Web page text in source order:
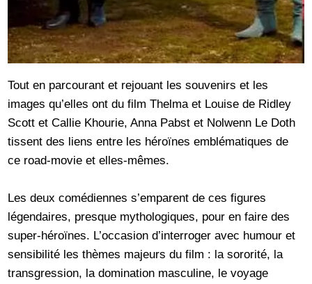
Tout en parcourant et rejouant les souvenirs et les
images qu’elles ont du film Thelma et Louise de Ridley
Scott et Callie Khourie, Anna Pabst et Nolwenn Le Doth
tissent des liens entre les héroïnes emblématiques de
ce road-movie et elles-mêmes.
Les deux comédiennes s’emparent de ces figures
légendaires, presque mythologiques, pour en faire des
super-héroïnes. L’occasion d’interroger avec humour et
sensibilité les thèmes majeurs du film : la sororité, la
transgression, la domination masculine, le voyage